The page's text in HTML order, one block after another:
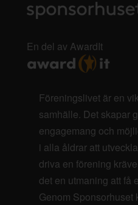
En del av AwardIt
Föreningslivet är en
samhälle. Det skapar
engagemang och
i alla åldrar att
driva en förening
det en utmaning att få
Genom Sponsorhuset